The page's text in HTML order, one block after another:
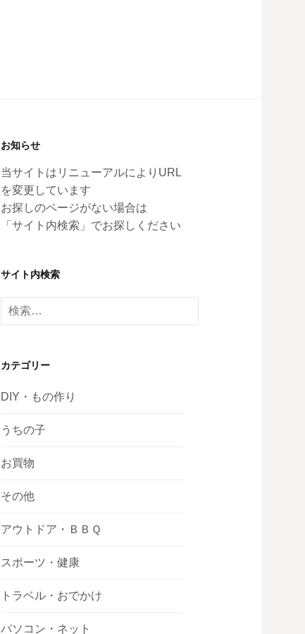
お知らせ
当サイトはリニューアルによりURL
を変更しています
お探しのページがない場合は
「サイト内検索」でお探しください
サイト内検索
検
索:
カテゴリー
DIY・もの作り
うちの子
お買物
その他
アウトドア・ＢＢＱ
スポーツ・健康
トラベル・おでかけ
パソコン・ネット